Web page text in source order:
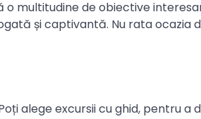
o multitudine de obiective
și captivantă. Nu rata ocazia
alege excursii cu ghid, pentru a